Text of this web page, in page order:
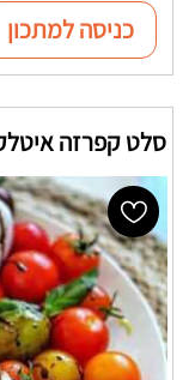
כניסה למתכון
סלט קפרזה